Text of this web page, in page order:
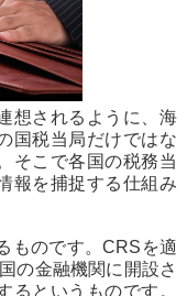
想されるように、海
国税当局だけではな
そこで各国の税務当
報を捕捉する仕組み
ものです。CRSを適
の金融機関に開設さ
るというものです。